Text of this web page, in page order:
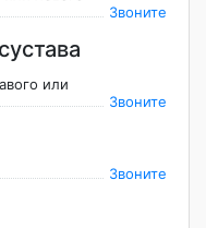
Звоните
или
Звоните
Звоните